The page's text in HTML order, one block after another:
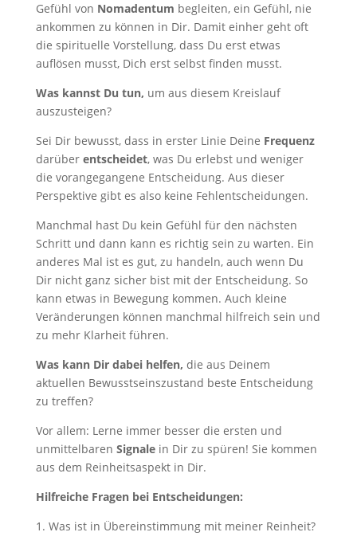
Gefühl von Nomadentum begleiten, ein Gefühl, nie
ankommen zu können in Dir. Damit einher geht oft
die spirituelle Vorstellung, dass Du erst etwas
auflösen musst, Dich erst selbst finden musst.
Was kannst Du tun, um aus diesem Kreislauf
auszusteigen?
Sei Dir bewusst, dass in erster Linie Deine Frequenz
darüber entscheidet, was Du erlebst und weniger
die vorangegangene Entscheidung. Aus dieser
Perspektive gibt es also keine Fehlentscheidungen.
Manchmal hast Du kein Gefühl für den nächsten
Schritt und dann kann es richtig sein zu warten. Ein
anderes Mal ist es gut, zu handeln, auch wenn Du
Dir nicht ganz sicher bist mit der Entscheidung. So
kann etwas in Bewegung kommen. Auch kleine
Veränderungen können manchmal hilfreich sein und
zu mehr Klarheit führen.
Was kann Dir dabei helfen, die aus Deinem
aktuellen Bewusstseinszustand beste Entscheidung
zu treffen?
Vor allem: Lerne immer besser die ersten und
unmittelbaren Signalein Dir zu spüren! Sie kommen
aus dem Reinheitsaspekt in Dir.
Hilfreiche Fragen bei Entscheidungen:
1. Was ist in Übereinstimmung mit meiner Reinheit?